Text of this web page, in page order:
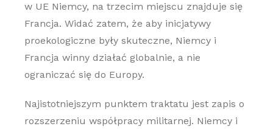
w UE Niemcy, na trzecim miejscu znajduje się
Francja. Widać zatem, że aby inicjatywy
proekologiczne były skuteczne, Niemcy i
Francja winny działać globalnie, a nie
ograniczać się do Europy.
Najistotniejszym punktem traktatu jest zapis o
rozszerzeniu współpracy militarnej. Niemcy i